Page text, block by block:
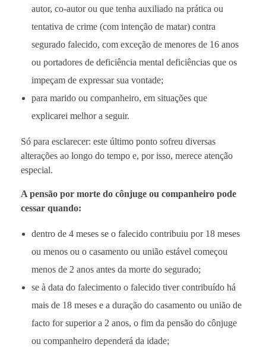
autor, co-autor ou que tenha auxiliado na prática ou
tentativa de crime (com intenção de matar) contra
segurado falecido, com exceção de menores de 16 anos
ou portadores de deficiência mental deficiências que os
impeçam de expressar sua vontade;
para marido ou companheiro, em situações que
explicarei melhor a seguir.
Só para esclarecer: este último ponto sofreu diversas
alterações ao longo do tempo e, por isso, merece atenção
especial.
A pensão por morte do cônjuge ou companheiro pode
cessar quando:
dentro de 4 meses se o falecido contribuiu por 18 meses
ou menos ou o casamento ou união estável começou
menos de 2 anos antes da morte do segurado;
se à data do falecimento o falecido tiver contribuído há
mais de 18 meses e a duração do casamento ou união de
facto for superior a 2 anos, o fim da pensão do cônjuge
ou companheiro dependerá da idade;